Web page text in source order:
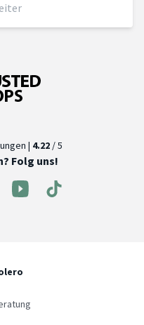
| 4.22 / 5
Folg uns!